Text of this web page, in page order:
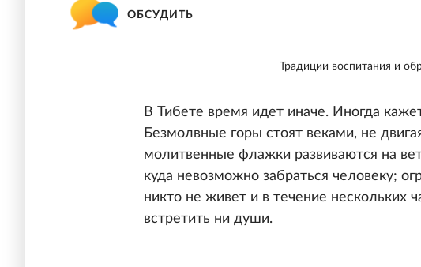
ОБСУДИТЬ
Традиции воспитания и
В Тибете время идет иначе. Иногда
Безмолвные горы стоят веками, не
молитвенные флажки развиваются на
куда невозможно забраться человеку;
никто не живет и в течение
встретить ни души.